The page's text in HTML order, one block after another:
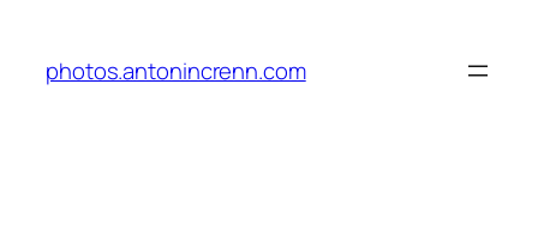
contenu
photos.antonincrenn.com